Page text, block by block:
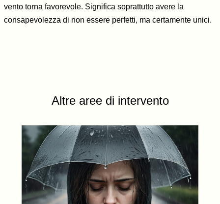
vento torna favorevole. Significa soprattutto avere la
consapevolezza di non essere perfetti, ma certamente unici.
Altre aree di intervento